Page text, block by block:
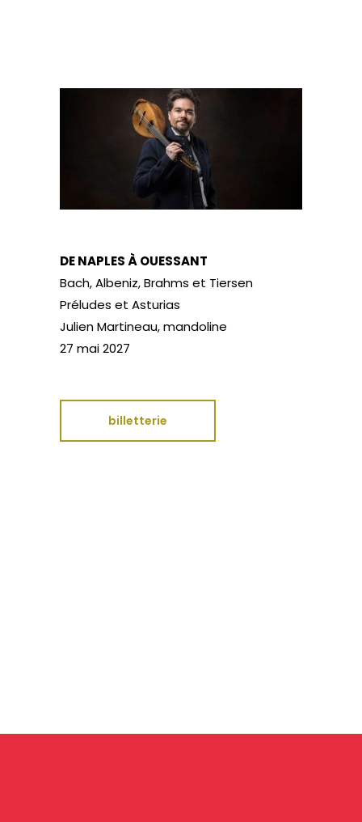
DE NAPLES À OUESSANT
Bach, Albeniz, Brahms et Tiersen
Préludes et Asturias
Julien Martineau, mandoline
27 mai 2027
billetterie